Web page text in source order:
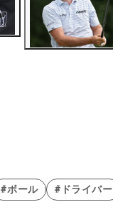
#ボール #ドライバー